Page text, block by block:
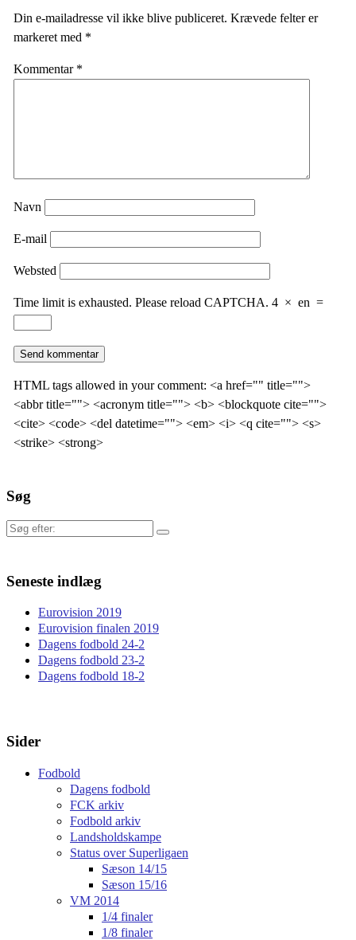
Din e-mailadresse vil ikke blive publiceret. Krævede felter er
markeret med *
Kommentar *
Navn
E-mail
Websted
Time limit is exhausted. Please reload CAPTCHA. 4 × en =
HTML tags allowed in your comment: <a href="" title="">
<abbr title=""> <acronym title=""> <b> <blockquote cite="">
<cite> <code> <del datetime=""> <em> <i> <q cite=""> <s>
<strike> <strong>
Søg
Søg
Seneste indlæg
Eurovision 2019
Eurovision finalen 2019
Dagens fodbold 24-2
Dagens fodbold 23-2
Dagens fodbold 18-2
Sider
Fodbold
Dagens fodbold
FCK arkiv
Fodbold arkiv
Landsholdskampe
Status over Superligaen
Sæson 14/15
Sæson 15/16
VM 2014
1/4 finaler
1/8 finaler